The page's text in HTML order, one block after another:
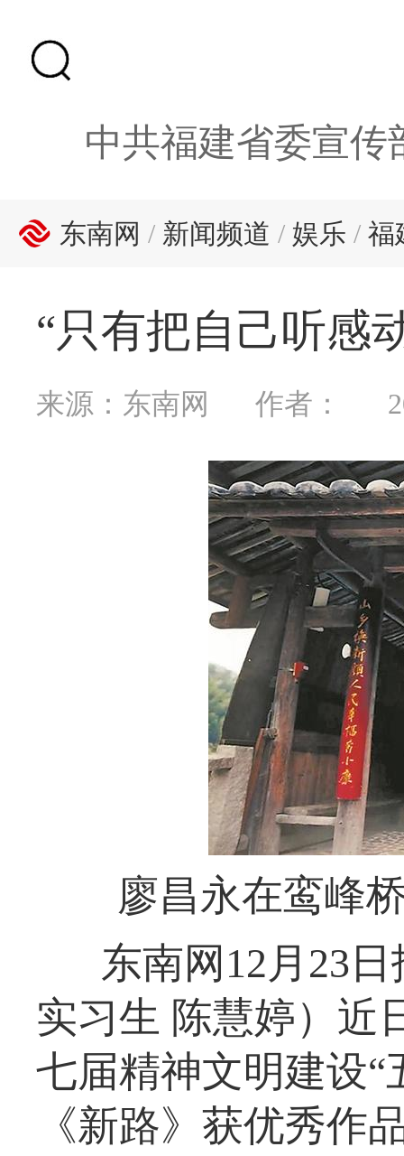
中共福建省委宣传
东南网 / 新闻频道 / 娱乐 / 福
“只有把自己听感
来源：东南网 作者：
廖昌永在鸾峰
东南网12月23
实习生 陈慧婷） 近
七届精神文明建设“
《新路》获优秀作